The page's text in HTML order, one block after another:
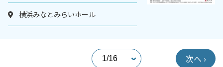
横浜みなとみらいホール
次へ ›